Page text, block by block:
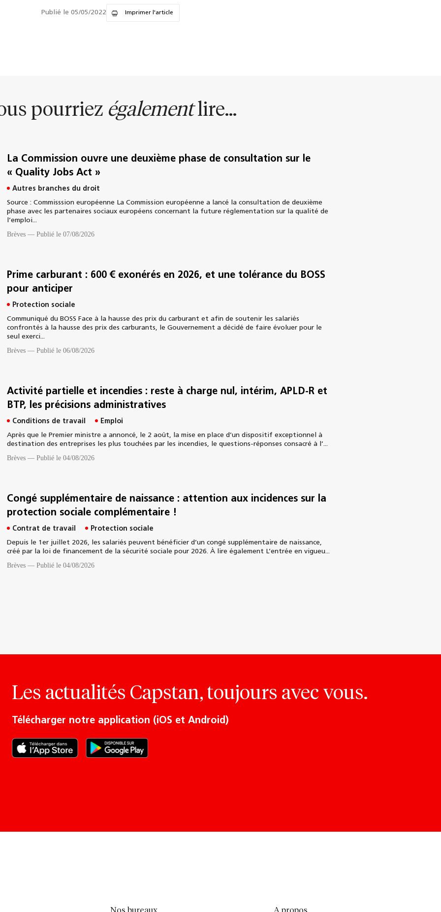
Publié le 05/05/2022 Imprimer l'article
pourriez égalementlire...
La Commission ouvre une deuxième phase de consultation sur le
« Quality Jobs Act »
Autres branches du droit
Source : Commisssion européenne La Commission européenne a lancé la consultation de deuxième
phase avec les partenaires sociaux européens concernant la future réglementation sur la qualité de
l’emploi...
Brèves — Publié le 07/08/2026
Prime carburant : 600 € exonérés en 2026, et une tolérance du BOSS
pour anticiper
Protection sociale
Communiqué du BOSS Face à la hausse des prix du carburant et afin de soutenir les salariés
confrontés à la hausse des prix des carburants, le Gouvernement a décidé de faire évoluer pour le
seul exerci...
Brèves — Publié le 06/08/2026
Activité partielle et incendies : reste à charge nul, intérim, APLD-R et
BTP, les précisions administratives
Conditions de travail
Emploi
Après que le Premier ministre a annoncé, le 2 août, la mise en place d’un dispositif exceptionnel à
destination des entreprises les plus touchées par les incendies, le questions-réponses consacré à l’...
Brèves — Publié le 04/08/2026
Congé supplémentaire de naissance : attention aux incidences sur la
protection sociale complémentaire !
Contrat de travail
Protection sociale
Depuis le 1er juillet 2026, les salariés peuvent bénéficier d’un congé supplémentaire de naissance,
créé par la loi de financement de la sécurité sociale pour 2026. À lire également L’entrée en vigueu...
Brèves — Publié le 04/08/2026
Les actualités Capstan, toujours avec vous.
Télécharger notre application (iOS et Android)